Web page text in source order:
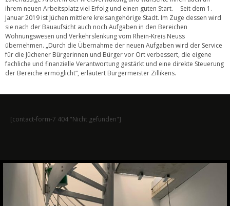
ihrem neuen Arbeitsplatz viel Erfolg und einen guten Start. Seit dem 1.
Januar 2019 ist Jüchen mittlere kreisangehörige Stadt. Im Zuge dessen wird
sie nach der Bauaufsicht auch noch Aufgaben in den Bereichen
Wohnungswesen und Verkehrslenkung vom Rhein-Kreis Neuss
übernehmen. „Durch die Übernahme der neuen Aufgaben wird der Service
für die Jüchener Bürgerinnen und Bürger vor Ort verbessert, die eigene
fachliche und finanzielle Verantwortung gestärkt und eine direkte Steuerung
der Bereiche ermöglicht“, erläutert Bürgermeister Zillikens.
[contact-form-7 404 "Nicht gefunden"]